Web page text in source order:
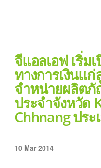
จีแอลเอฟ เริ่ม
ทางการเงินแ
จำหน่ายผลิต
ประจำจังหวัด
Chhnang ปร
10 Mar 2014